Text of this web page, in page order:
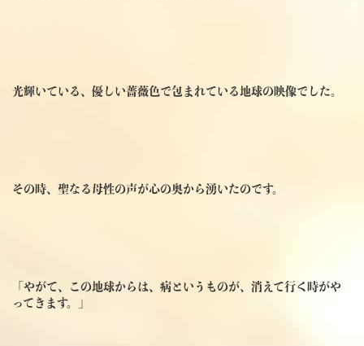
光輝いている、優しい薔薇色で包まれている地球の映像でした。
その時、聖なる母性の声が心の奥から湧いたのです。
「やがて、この地球からは、病というものが、消えて行く時がや
ってきます。」